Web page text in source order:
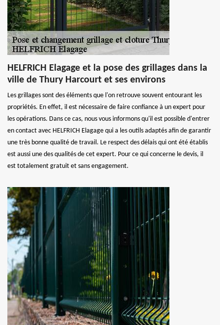
HELFRICH Elagage et la pose des grillages dans la
ville de Thury Harcourt et ses environs
Les grillages sont des éléments que l'on retrouve souvent entourant les
propriétés. En effet, il est nécessaire de faire confiance à un expert pour
les opérations. Dans ce cas, nous vous informons qu'il est possible d'entrer
en contact avec HELFRICH Elagage qui a les outils adaptés afin de garantir
une très bonne qualité de travail. Le respect des délais qui ont été établis
est aussi une des qualités de cet expert. Pour ce qui concerne le devis, il
est totalement gratuit et sans engagement.